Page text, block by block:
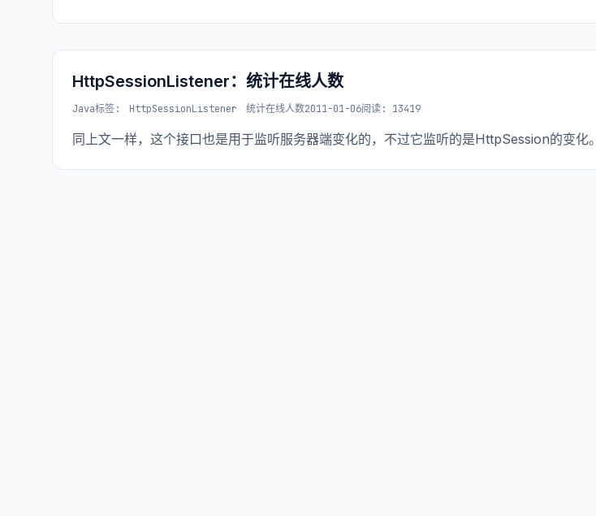
HttpSessionListener：统计在线人数
Java标签: HttpSessionListener 统计在线人数2011-01-06阅读: 13419
同上文一样，这个接口也是用于监听服务器端变化的，不过它监听的是HttpSession的变